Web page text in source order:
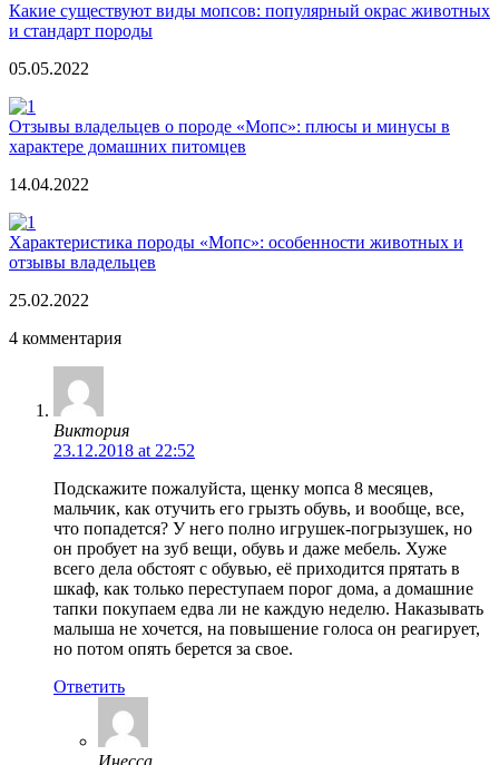
Какие существуют виды мопсов: популярный окрас животных
и стандарт породы
05.05.2022
Отзывы владельцев о породе «Мопс»: плюсы и минусы в
характере домашних питомцев
14.04.2022
Характеристика породы «Мопс»: особенности животных и
отзывы владельцев
25.02.2022
4 комментария
Виктория
23.12.2018 at 22:52
Подскажите пожалуйста, щенку мопса 8 месяцев,
мальчик, как отучить его грызть обувь, и вообще, все,
что попадется? У него полно игрушек-погрызушек, но
он пробует на зуб вещи, обувь и даже мебель. Хуже
всего дела обстоят с обувью, её приходится прятать в
шкаф, как только переступаем порог дома, а домашние
тапки покупаем едва ли не каждую неделю. Наказывать
малыша не хочется, на повышение голоса он реагирует,
но потом опять берется за свое.
Ответить